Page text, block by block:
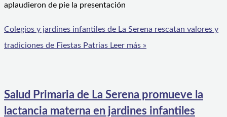
aplaudieron de pie la presentación
Colegios y jardines infantiles de La Serena rescatan valores y
tradiciones de Fiestas Patrias Leer más »
Salud Primaria de La Serena promueve la
lactancia materna en jardines infantiles